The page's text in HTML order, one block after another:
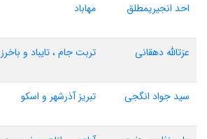
احد انجیریمطلق مهاباد
عزتالله دهقانی
تربت جام ، تایباد و باخرز
سید جواد انگجی
تبریز آذرشهر و اسکو